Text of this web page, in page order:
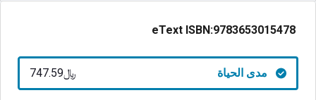
eText ISBN:9783653015478
مدى الحياة ﷼‎747.59